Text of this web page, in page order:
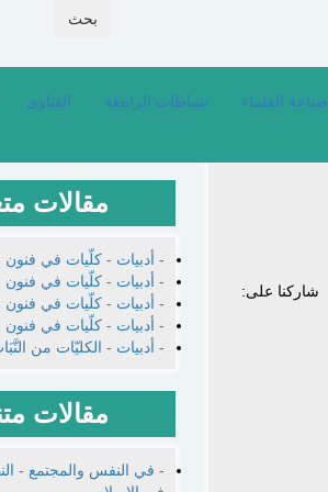
بحث
صناعة العلماء نشاطات الرابطة الفتاوى
شاركنا على:
مقالات
- أدبيات - كلّيات في فنون
- أدبيات - كلّيات في فنون
- أدبيات - كلّيات في فنون
- أدبيات - كلّيات في فنون
- أدبيات - الكليّات من
مقالات
- في النفس والمجتمع -